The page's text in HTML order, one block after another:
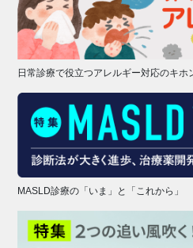
日常診療で役立つアレルギー対応のキホ
MASLD診療の「いま」と「これから」